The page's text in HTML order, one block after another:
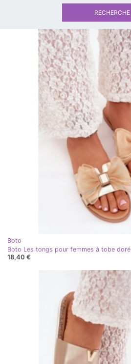
Boto
Boto Les tongs pour femmes à tobe doré
18,40 €
RECHERCHE